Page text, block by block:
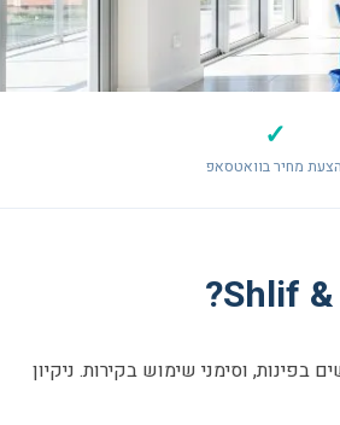
✓
הצעת מחיר בוואטסאפ
וסימני שימוש בקירות. ניקיון